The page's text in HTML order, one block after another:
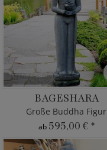
BAGESHARA
Große Buddha Figur
ab 595,00 € *